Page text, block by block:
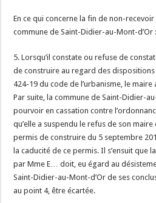
En ce qui concerne la fin de non-
commune de Saint-Didier-au-Mont-d’Or :
5. Lorsqu’il constate ou refuse de
de construire au regard des dispositions
424-19 du code de l’urbanisme, le
Par suite, la commune de Saint-Didier-
pourvoir en cassation contre
qu’elle a suspendu le refus de son
permis de construire du 5 septembre
la caducité de ce permis. Il s’ensuit
par Mme E… doit, eu égard au
Saint-Didier-au-Mont-d’Or de ses
au point 4, être écartée.